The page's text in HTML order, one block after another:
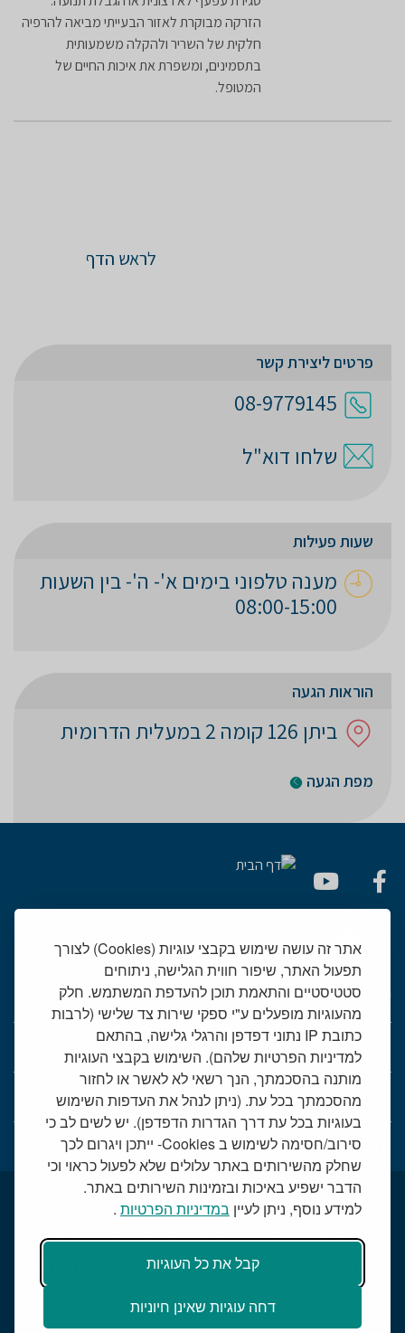
אתר זה עושה שימוש בקבצי עוגיות (Cookies) לצורך
תפעול האתר, שיפור חווית הגלישה, ניתוחים
סטטיסטיים והתאמת תוכן להעדפת המשתמש. חלק
מהעוגיות מופעלים ע"י ספקי שירות צד שלישי (לרבות
כתובת IP נתוני דפדפן והרגלי גלישה, בהתאם
למדיניות הפרטיות שלהם). השימוש בקבצי העוגיות
מותנה בהסכמתך, הנך רשאי לא לאשר או לחזור
מהסכמתך בכל עת. (ניתן לנהל את העדפות השימוש
בעוגיות בכל עת דרך הגדרות הדפדפן). יש לשים לב כי
סירוב/חסימה לשימוש ב Cookies- ייתכן ויגרום לכך
שחלק מהשירותים באתר עלולים שלא לפעול כראוי וכי
הדבר ישפיע באיכות ובזמינות השירותים באתר.
למידע נוסף, ניתן לעיין במדיניות הפרטיות .
קבל את כל העוגיות
דחה עוגיות שאינן חיוניות
הזרקה מבוקרת לאזור הבעייתי מביאה להרפיה
חלקית של השריר ולהקלה משמעותית
בתסמינים, ומשפרת את איכות החיים של
המטופל.
לראש הדף
פרטים ליצירת קשר
08-9779145
שלחו דוא"ל
שעות פעילות
מענה טלפוני בימים א'- ה'- בין השעות
08:00-15:00
הוראות הגעה
ביתן 126 קומה 2 במעלית הדרומית
מפת הגעה
יחידות רפואיות
אודות המרכז הרפואי שמיר
שמיר אישי - פורטל מטופלים
טלמדיסין - שירות וידאו למרפאות חוץ
תנאי שימוש באתר דרושים בשמיר מכרזים
הצהרת נגישות
דרכי הגעה למרכז הרפואי
מפת התמצאות
תקנון קמפיין יולדות